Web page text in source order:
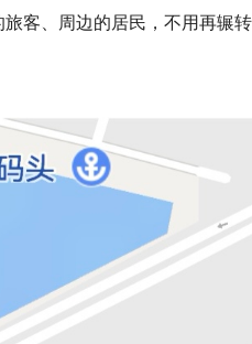
客、周边的居民，不用再辗